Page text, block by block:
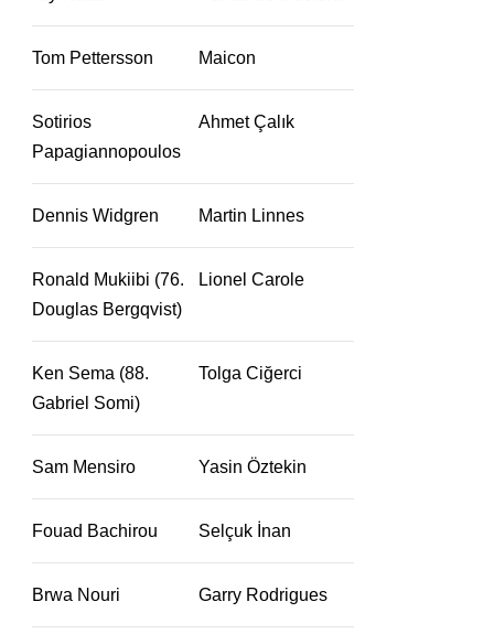
Tom Pettersson Maicon
Sotirios
Papagiannopoulos
Ahmet Çalık
Dennis Widgren Martin Linnes
Ronald Mukiibi (76.
Douglas Bergqvist)
Lionel Carole
Ken Sema (88.
Gabriel Somi)
Tolga Ciğerci
Sam Mensiro Yasin Öztekin
Fouad Bachirou Selçuk İnan
Brwa Nouri Garry Rodrigues